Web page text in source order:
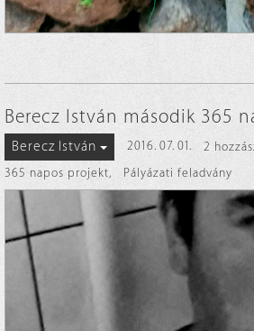
Berecz István második 365
Berecz István 2016. 07. 01.
2
365 napos projekt, Pályázati feladvány